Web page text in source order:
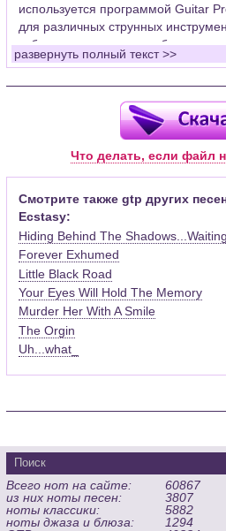
используется программой Guitar
для различных струнных
табулатуры для гитары, бас-
применяется для создания
Для открытия нот этого формата
установить у себя на рабочем
Pro (желательно, последней
официального сайта программы (
Функционал программы:
Запись музыкальных произведений
банджо и множества других
виде табулатур или нотной
табулатуры отображается
нотами и наоборот);
Создание произведений для
и других музыкальных
Интеграция текста песен в ноты и
Встроенный определитель и
Экспортирование музыкальных
MusicXML, WAV, PNG, PDF, GP5 (в
печати;
Импортирование из MIDI,
TablEdit (.tef)
развернуть полный текст >>
Что делать, если файл
Смотрите также gtp других
Ecstasy:
Hiding Behind The
Forever Exhumed
Little Black Road
Your Eyes Will Hold The Memory
Murder Her With A Smile
The Orgin
Uh...what_
Всего нот на сайте:
60867
из них ноты песен:
3807
ноты классики:
5882
ноты джаза и блюза:
1294